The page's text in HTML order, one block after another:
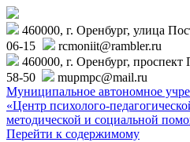
460000, г. Оренбург, улица
06-15
rcmoniit@rambler.ru
460000, г. Оренбург,
58-50
mupmpc@mail.ru
Муниципальное автономное
«Центр психолого-
методической и социальной
Перейти к содержимому